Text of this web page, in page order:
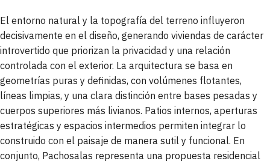
El entorno natural y la topografía del terreno influyeron
decisivamente en el diseño, generando viviendas de carácter
introvertido que priorizan la privacidad y una relación
controlada con el exterior. La arquitectura se basa en
geometrías puras y definidas, con volúmenes flotantes,
líneas limpias, y una clara distinción entre bases pesadas y
cuerpos superiores más livianos. Patios internos, aperturas
estratégicas y espacios intermedios permiten integrar lo
construido con el paisaje de manera sutil y funcional. En
conjunto, Pachosalas representa una propuesta residencial